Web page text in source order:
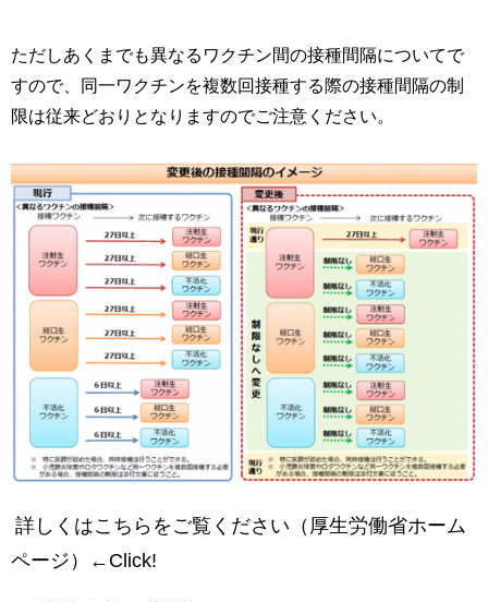
ただしあくまでも異なるワクチン間の接種間隔についてで
すので、同一ワクチンを複数回接種する際の接種間隔の制
限は従来どおりとなりますのでご注意ください。
詳しくはこちらをご覧ください（厚生労働省ホーム
ページ）←Click!